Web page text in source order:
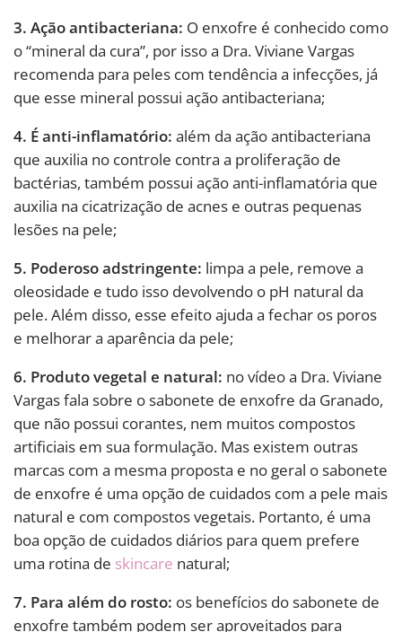
3. Ação antibacteriana: O enxofre é conhecido como
o “mineral da cura”, por isso a Dra. Viviane Vargas
recomenda para peles com tendência a infecções, já
que esse mineral possui ação antibacteriana;
4. É anti-inflamatório: além da ação antibacteriana
que auxilia no controle contra a proliferação de
bactérias, também possui ação anti-inflamatória que
auxilia na cicatrização de acnes e outras pequenas
lesões na pele;
5. Poderoso adstringente: limpa a pele, remove a
oleosidade e tudo isso devolvendo o pH natural da
pele. Além disso, esse efeito ajuda a fechar os poros
e melhorar a aparência da pele;
6. Produto vegetal e natural: no vídeo a Dra. Viviane
Vargas fala sobre o sabonete de enxofre da Granado,
que não possui corantes, nem muitos compostos
artificiais em sua formulação. Mas existem outras
marcas com a mesma proposta e no geral o sabonete
de enxofre é uma opção de cuidados com a pele mais
natural e com compostos vegetais. Portanto, é uma
boa opção de cuidados diários para quem prefere
uma rotina de skincare natural;
7. Para além do rosto: os benefícios do sabonete de
enxofre também podem ser aproveitados para